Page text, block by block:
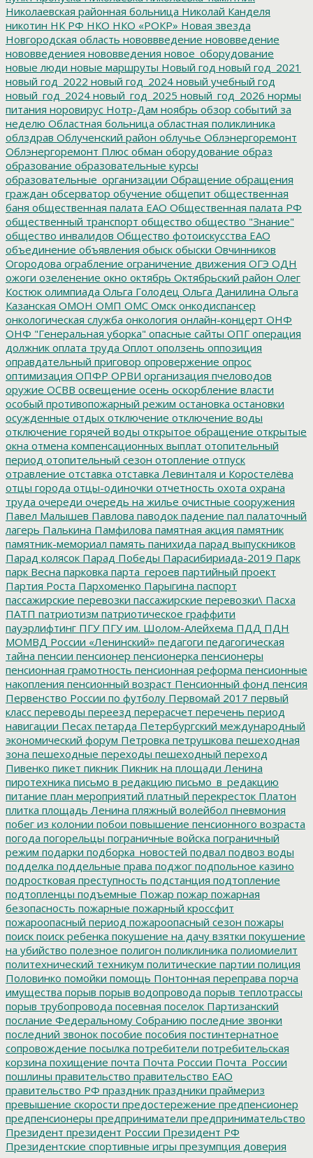
Николаевская районная больница Николай Канделя
никотин НК РФ НКО НКО «РОКР» Новая звезда
Новгородская область нововвведение нововведение
нововведениея нововведения новое_оборудование
новые люди новые маршруты Новый год новый год_2021
новый год_2022 новый год_2024 новый учебный год
новый_год_2024 новый_год_2025 новый_год_2026 нормы
питания норовирус Нотр-Дам ноябрь обзор событий за
неделю Областная больница областная поликлиника
облздрав Облученский район облучье Облэнергоремонт
Облэнергоремонт Плюс обман оборудование образ
образование образовательные курсы
образовательные_организации Обращение обращения
граждан обсерватор обучение общепит общественная
баня общественная палата ЕАО Общественная палата РФ
общественный транспорт общество общество "Знание"
общество инвалидов Общество фотоискусства ЕАО
объединение объявления обыск обыски Овчинников
Огородова ограбление ограничение движения ОГЭ ОДН
ожоги озеленение окно октябрь Октябрьский район Олег
Костюк олимпиада Ольга Голодец Ольга Данилина Ольга
Казанская ОМОН ОМП ОМС Омск онкодиспансер
онкологическая служба онкология онлайн-концерт ОНФ
ОНФ "Генеральная уборка" опасные сайты ОПГ операция
должник оплата труда Оплот оползень оппозиция
оправдательный приговор опровержение опрос
оптимизация ОПФР ОРВИ организация пчеловодов
оружие ОСВВ освещение осень оскорбление власти
особый противопожарный режим остановка остановки
осужденные отдых отключение отключение воды
отключение горячей воды открытое обращение открытые
окна отмена компенсационных выплат отопительный
период отопительный сезон отопление отпуск
отравление отставка отставка Левинталя и Коростелёва
отцы города отцы-одиночки отчетность охота охрана
труда очереди очередь на жилье очистные сооружения
Павел Малышев Павлова паводок падение пал палаточный
лагерь Палькина Памфилова памятная акция памятник
памятник-мемориал память панихида парад выпускников
Парад колясок Парад Победы Парасибириада-2019 Парк
парк Весна парковка парта_героев партийный проект
Партия Роста Пархоменко Парыгина паспорт
пассажирские перевозки пассажирские перевозки\ Пасха
ПАТП патриотизм патриотическое граффити
пауэрлифтинг ПГУПГУ им. Шолом-Алейхема ПДД ПДН
МОМВД России «Ленинский» педагоги педагогическая
тайна пенсии пенсионер пенсионерка пенсионеры
пенсионная грамотность пенсионная реформа пенсионные
накопления пенсионный возраст Пенсионный фонд пенсия
Первенство России по футболу Первомай 2017 первый
класс переводы переезд перерасчет перечень период
навигации Песах петарда Петербургский международный
экономический форум Петровка петрушкова пешеходная
зона пешеходные переходы пешеходный переход
Пивенко пикет пикник Пикник на площади Ленина
пиротехника письмо в редакцию письмо_в_редакцию
питание план мероприятий платный перекресток Платон
плитка площадь Ленина пляжный волейбол пневмония
побег из колонии побои повышение пенсионного возраста
погода погорельцы пограничные войска пограничный
режим подарки подборка_новостей подвал подвоз воды
подделка поддельные права поджог подпольное казино
подростковая преступность подстанция подтопление
подтопленцы подъемные Пожар пожар пожарная
безопасность пожарные пожарный кроссфит
пожароопасный период пожароопасный сезон пожары
поиск поиск ребенка покушение на дачу взятки покушение
на убийство полезное полигон поликлиника полиомиелит
политехнический техникум политические партии полиция
Половинко помойки помощь Понтонная переправа порча
имущества порыв порыв водопровода порыв теплотрассы
порыв трубопровода посевная поселок Партизанский
послание Федеральному Собранию последние звонки
последний звонок пособие пособия постинтернатное
сопровождение посылка потребители потребительская
корзина похищение почта Почта России Почта_России
пошлины правительство правительство ЕАО
правительство РФ праздник праздники праймериз
превышение скорости предостережение предпенсионер
предпенсионеры предприниматели предпринимательство
Президент президент России Президент РФ
Президентские спортивные игры презумпция доверия